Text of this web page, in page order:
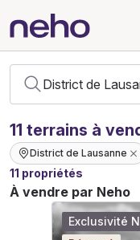
11 terrains à
District de Lausanne
11 propriétés
À vendre par Neho
Exclusivité